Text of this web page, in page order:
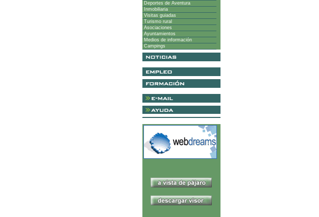
Deportes de Aventura
Inmobiliaria
Visitas guiadas
Turismo rural
Asociaciones
Ayuntamientos
Medios de información
Campings